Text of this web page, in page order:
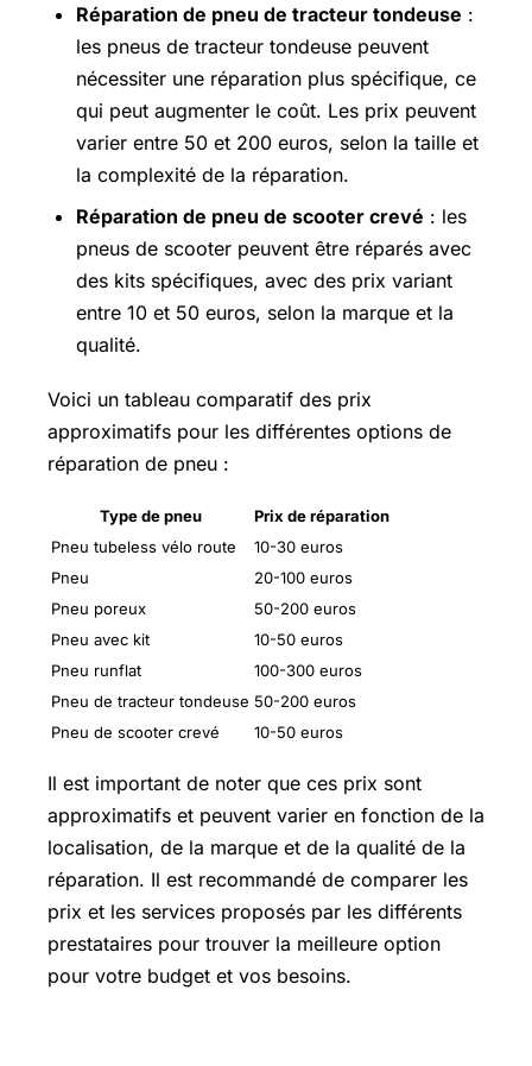
Réparation de pneu de tracteur tondeuse :
les pneus de tracteur tondeuse peuvent
nécessiter une réparation plus spécifique, ce
qui peut augmenter le coût. Les prix peuvent
varier entre 50 et 200 euros, selon la taille et
la complexité de la réparation.
Réparation de pneu de scooter crevé : les
pneus de scooter peuvent être réparés avec
des kits spécifiques, avec des prix variant
entre 10 et 50 euros, selon la marque et la
qualité.
Voici un tableau comparatif des prix
approximatifs pour les différentes options de
réparation de pneu :
Type de pneu
Prix de réparation
Pneu tubeless vélo route
10-30 euros
Pneu
20-100 euros
Pneu poreux
50-200 euros
Pneu avec kit
10-50 euros
Pneu runflat
100-300 euros
Pneu de tracteur tondeuse 50-200 euros
Pneu de scooter crevé
10-50 euros
Il est important de noter que ces prix sont
approximatifs et peuvent varier en fonction de la
localisation, de la marque et de la qualité de la
réparation. Il est recommandé de comparer les
prix et les services proposés par les différents
prestataires pour trouver la meilleure option
pour votre budget et vos besoins.